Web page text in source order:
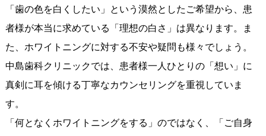
「歯の色を白くしたい」という漠然としたご希望から、患
者様が本当に求めている「理想の白さ」は異なります。ま
た、ホワイトニングに対する不安や疑問も様々でしょう。
中島歯科クリニックでは、患者様一人ひとりの「想い」に
真剣に耳を傾ける丁寧なカウンセリングを重視していま
す。
「何となくホワイトニングをする」のではなく、「ご自身